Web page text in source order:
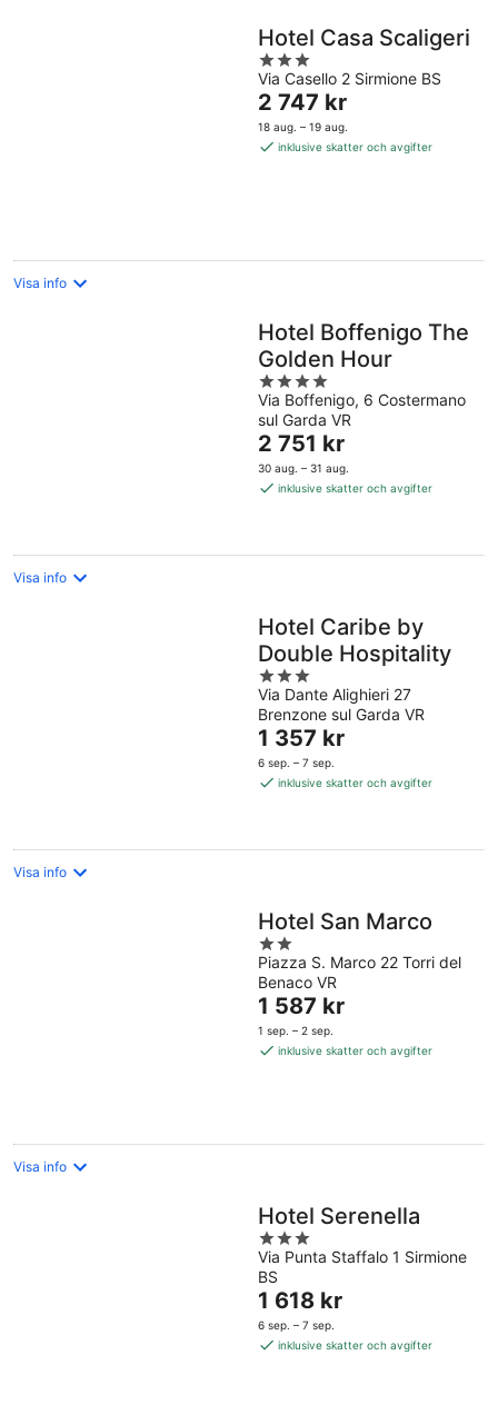
Hotel Casa Scaligeri
3
out
of
5
Via Casello 2 Sirmione BS
Priset
är
2 747 kr
2 747 kr
18 aug. – 19 aug.
inklusive skatter och avgifter
Visa info
Hotel Boffenigo The
Golden Hour
4
out
of
5
Via Boffenigo, 6 Costermano
sul Garda VR
Priset
är
2 751 kr
2 751 kr
30 aug. – 31 aug.
inklusive skatter och avgifter
Visa info
Hotel Caribe by
Double Hospitality
3
out
of
5
Via Dante Alighieri 27
Brenzone sul Garda VR
Priset
är
1 357 kr
1 357 kr
6 sep. – 7 sep.
inklusive skatter och avgifter
Visa info
Hotel San Marco
2
out
of
5
Piazza S. Marco 22 Torri del
Benaco VR
Priset
är
1 587 kr
1 587 kr
1 sep. – 2 sep.
inklusive skatter och avgifter
Visa info
Hotel Serenella
3
out
of
5
Via Punta Staffalo 1 Sirmione
BS
Priset
är
1 618 kr
1 618 kr
6 sep. – 7 sep.
inklusive skatter och avgifter